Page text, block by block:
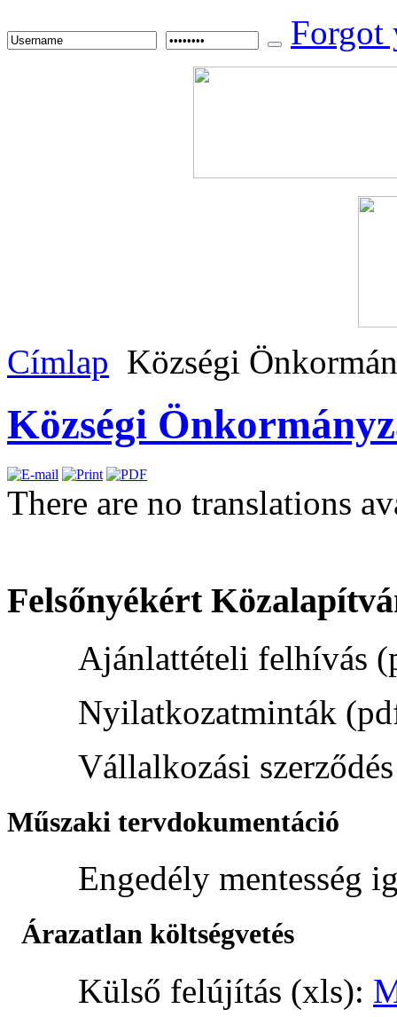
Forgot
Címlap Községi
Községi
There are no translations
Felsőnyékért
Ajánlattételi felhívás
Nyilatkozatminták
Vállalkozási
Műszaki tervdokumentáció
Engedély mentesség
Árazatlan költségvetés
Külső felújítás (xls):